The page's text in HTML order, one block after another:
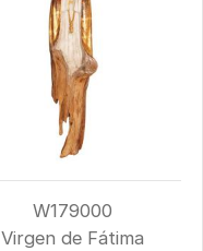
W179000
Virgen de Fátima